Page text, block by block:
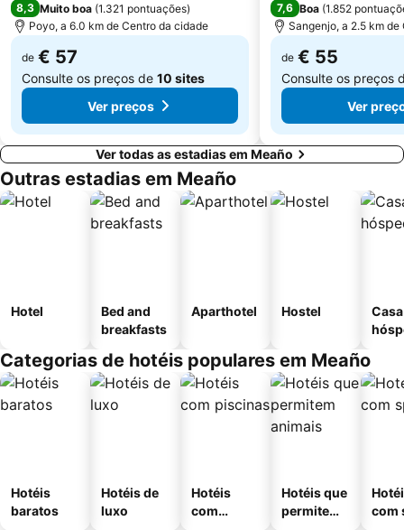
Bus Station
Playa de Mogor
Caneliñas
Freixeiro
8,3 Muito boa (1.321 pontuações)
Poyo, a 6.0 km de Centro da cidade
de € 57
Consulte os preços de 10 sites
Ver preços
7,6 Boa (1.852
Sangenjo, a 2.5 km
de € 55
Consulte os preços
Ver
Ver todas as estadias em Meaño
Outras estadias em Meaño
Hotel
Bed and
breakfasts
Aparthotel Hostel
Categorias de hotéis populares em Meaño
Hotéis
baratos
Hotéis de
luxo
Hotéis
com
Hotéis que
permitem
com